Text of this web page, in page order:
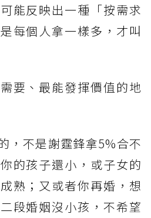
能反映出一種「按需求
每個人拿一樣多，才叫
要、最能發揮價值的地
，不是謝霆鋒拿5%合不
的孩子還小，或子女的
熟；又或者你再婚，想
段婚姻沒小孩，不希望